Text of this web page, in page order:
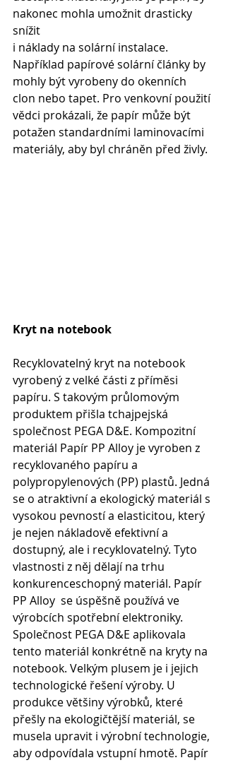
nakonec mohla umožnit drasticky
snížit
i náklady na solární instalace.
Například papírové solární články by
mohly být vyrobeny do okenních
clon nebo tapet. Pro venkovní použití
vědci prokázali, že papír může být
potažen standardními laminovacími
materiály, aby byl chráněn před živly.
Kryt na notebook
Recyklovatelný kryt na notebook
vyrobený z velké části z příměsi
papíru. S takovým průlomovým
produktem přišla tchajpejská
společnost PEGA D&E. Kompozitní
materiál Papír PP Alloy je vyroben z
recyklovaného papíru a
polypropylenových (PP) plastů. Jedná
se o atraktivní a ekologický materiál s
vysokou pevností a elasticitou, který
je nejen nákladově efektivní a
dostupný, ale i recyklovatelný. Tyto
vlastnosti z něj dělají na trhu
konkurenceschopný materiál. Papír
PP Alloy  se úspěšně používá ve
výrobcích spotřební elektroniky.
Společnost PEGA D&E aplikovala
tento materiál konkrétně na kryty na
notebook. Velkým plusem je i jejich
technologické řešení výroby. U
produkce většiny výrobků, které
přešly na ekologičtější materiál, se
musela upravit i výrobní technologie,
aby odpovídala vstupní hmotě. Papír